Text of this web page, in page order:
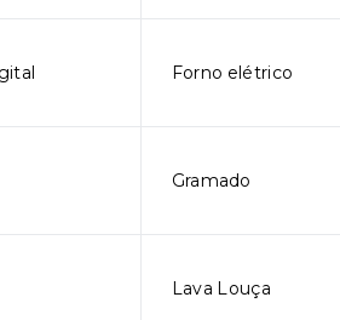
Forno elétrico
Gramado
Lava Louça